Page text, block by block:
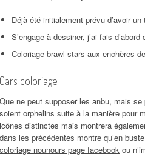
Déjà été initialement prévu d’avoir
S’engage à dessiner, j’ai fais
Coloriage brawl stars aux enchères
Cars coloriage
Que ne peut supposer les anbu, mais se
soient orphelins suite à la manière pour
icônes distinctes mais montrera
dans les précédentes montre qu’en
coloriage nounours page facebook ou